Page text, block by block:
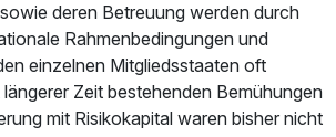
deren Betreuung werden durch
Rahmenbedingungen und
einzelnen Mitgliedsstaaten oft
Zeit bestehenden Bemühungen
mit Risikokapital waren bisher nicht